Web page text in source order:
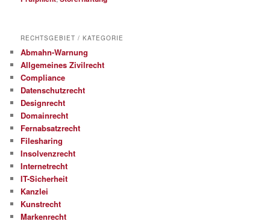
RECHTSGEBIET / KATEGORIE
Abmahn-Warnung
Allgemeines Zivilrecht
Compliance
Datenschutzrecht
Designrecht
Domainrecht
Fernabsatzrecht
Filesharing
Insolvenzrecht
Internetrecht
IT-Sicherheit
Kanzlei
Kunstrecht
Markenrecht